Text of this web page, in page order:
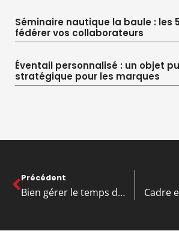
Séminaire nautique la baule : les
fédérer vos collaborateurs
Éventail personnalisé : un objet
stratégique pour les marques
Précédent
Bien gérer le temps de travail des salariés par un logiciel dédié avec une pointeuse badgeuse